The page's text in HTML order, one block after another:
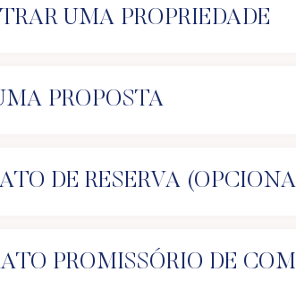
UMA PROPRIEDADE
PROPOSTA
DE RESERVA
PROMISSÓRIO DE